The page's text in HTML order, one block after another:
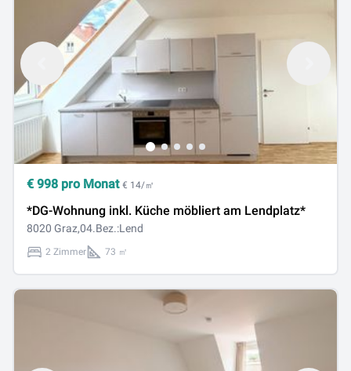
€ 998 pro Monat € 14/㎡
*DG-Wohnung inkl. Küche möbliert am Lendplatz*
8020 Graz,04.Bez.:Lend
2 Zimmer 73 ㎡